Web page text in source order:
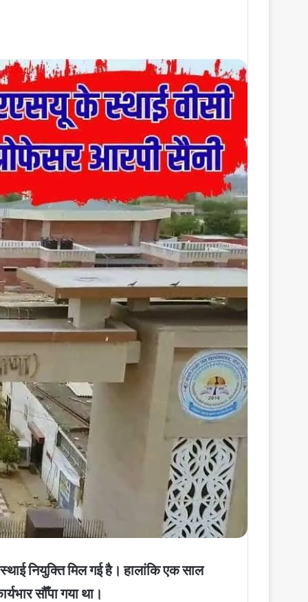
नियुक्ति मिल गई है। हालांकि एक साल
सौँपा गया था।